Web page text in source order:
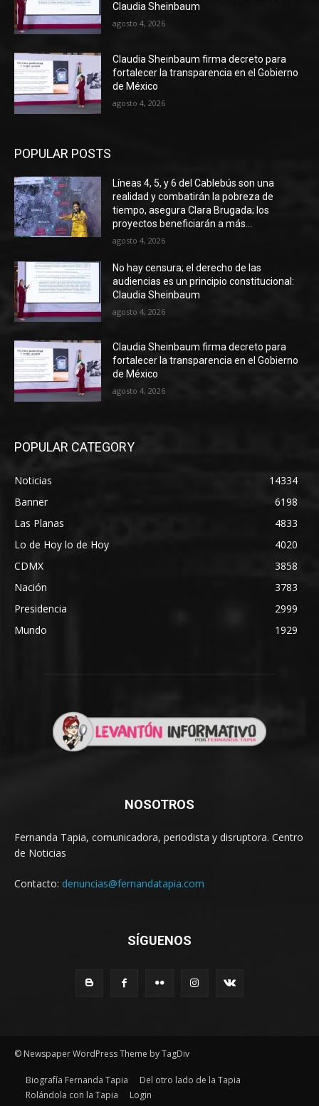
Claudia Sheinbaum
agosto 4, 2026
Claudia Sheinbaum firma decreto para
fortalecer la transparencia en el Gobierno
de México
agosto 4, 2026
POPULAR POSTS
Líneas 4, 5, y 6 del Cablebús son una
realidad y combatirán la pobreza de
tiempo, asegura Clara Brugada; los
proyectos beneficiarán a más...
agosto 4, 2026
No hay censura; el derecho de las
audiencias es un principio constitucional:
Claudia Sheinbaum
agosto 4, 2026
Claudia Sheinbaum firma decreto para
fortalecer la transparencia en el Gobierno
de México
agosto 4, 2026
POPULAR CATEGORY
Noticias
14334
Banner
6198
Las Planas
4833
Lo de Hoy lo de Hoy
4020
CDMX
3858
Nación
3783
Presidencia
2999
Mundo
1929
NOSOTROS
Fernanda Tapia, comunicadora, periodista y disruptora. Centro
de Noticias
Contacto: denuncias@fernandatapia.com
SÍGUENOS
© Newspaper WordPress Theme by TagDiv
Biografía Fernanda Tapia
Del otro lado de la Tapia
Rolándola con la Tapia
Login